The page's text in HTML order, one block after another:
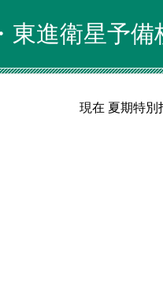
東進衛星予
現在 夏期特別